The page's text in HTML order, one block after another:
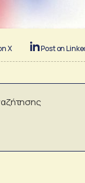
X Post on